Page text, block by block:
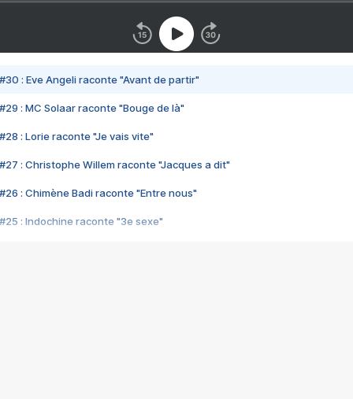
#30 : Eve Angeli raconte "Avant de partir"
#29 : MC Solaar raconte "Bouge de là"
#28 : Lorie raconte "Je vais vite"
#27 : Christophe Willem raconte "Jacques a dit"
#26 : Chimène Badi raconte "Entre nous"
#25 : Indochine raconte "3e sexe"